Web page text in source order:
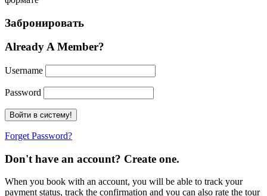
Забронировать
Already A Member?
Username
Password
Forget Password?
Don't have an account? Create one.
When you book with an account, you will be able to track your
payment status, track the confirmation and you can also rate the tour